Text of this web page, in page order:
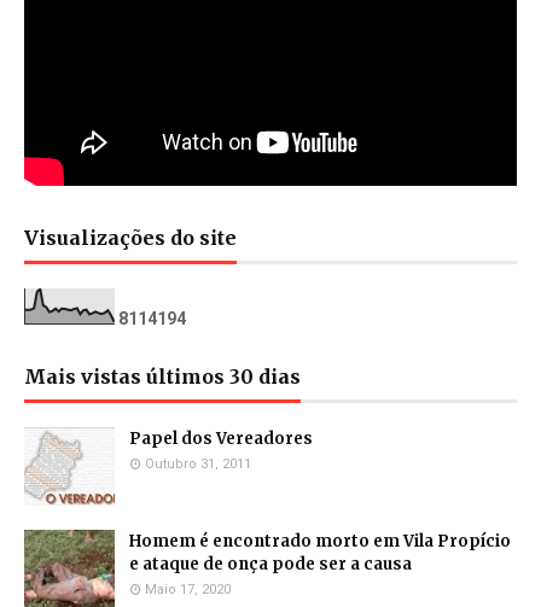
Visualizações do site
81 1 41 94
Mais vistas últimos 30 dias
Papel dos Vereadores
Outubro 31, 2011
Homem é encontrado morto em Vila Propício
e ataque de onça pode ser a causa
Maio 17, 2020